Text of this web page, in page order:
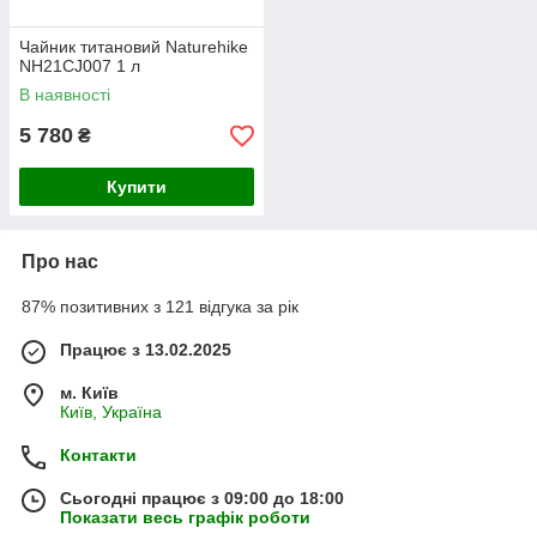
Чайник титановий Naturehike
NH21CJ007 1 л
В наявності
5 780 ₴
Купити
Про нас
87% позитивних з 121 відгука за рік
Працює з 13.02.2025
м. Київ
Київ, Україна
Контакти
Сьогодні працює з 09:00 до 18:00
Показати весь графік роботи